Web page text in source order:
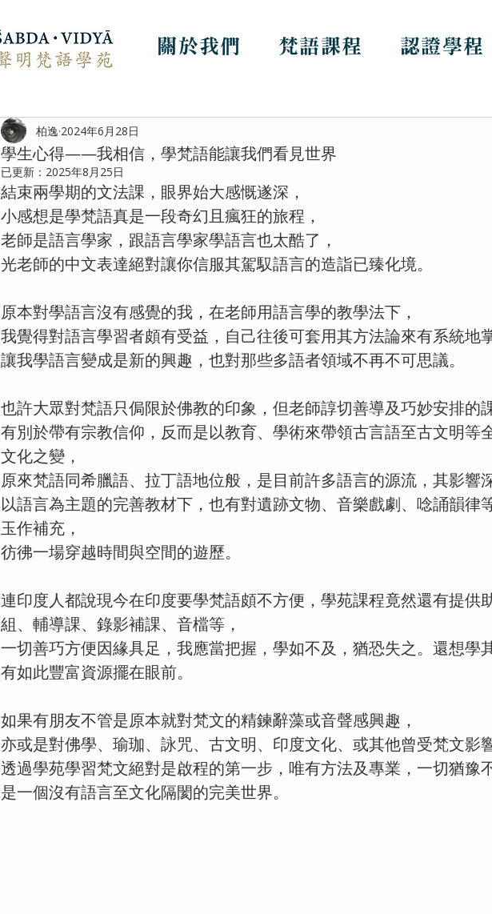
關於我們 梵語課程 認證學程
學生心得——我相信，學梵語能讓我們看見世界
柏逸 2024年6月28日
已更新： 2025年8月25日
結束兩學期的文法課，眼界始大感慨遂深，
小感想是學梵語真是一段奇幻且瘋狂的旅程，
老師是語言學家，跟語言學家學語言也太酷了，
光老師的中文表達絕對讓你信服其駕馭語言的造詣已臻化境。
原本對學語言沒有感覺的我，在老師用語言學的教學法下，
我覺得對語言學習者頗有受益，自己往後可套用其方法論來有系統地
讓我學語言變成是新的興趣，也對那些多語者領域不再不可思議。
也許大眾對梵語只侷限於佛教的印象，但老師諄切善導及巧妙安排的
有別於帶有宗教信仰，反而是以教育、學術來帶領古言語至古文明等
文化之變，
原來梵語同希臘語、拉丁語地位般，是目前許多語言的源流，其影響
以語言為主題的完善教材下，也有對遺跡文物、音樂戲劇、唸誦韻律
玉作補充，
彷彿一場穿越時間與空間的遊歷。
連印度人都說現今在印度要學梵語頗不方便，學苑課程竟然還有提供
組、輔導課、錄影補課、音檔等，
一切善巧方便因緣具足，我應當把握，學如不及，猶恐失之。還想學
有如此豐富資源擺在眼前。
如果有朋友不管是原本就對梵文的精鍊辭藻或音聲感興趣，
亦或是對佛學、瑜珈、詠咒、古文明、印度文化、或其他曾受梵文影
透過學苑學習梵文絕對是啟程的第一步，唯有方法及專業，一切猶豫
是一個沒有語言至文化隔閡的完美世界。